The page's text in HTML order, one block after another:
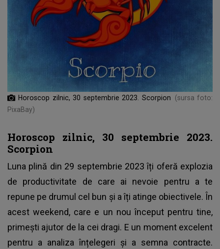
Horoscop zilnic, 30 septembrie 2023. Scorpion
(sursa foto:
PixaBay)
Horoscop zilnic, 30 septembrie 2023.
Scorpion
Luna plină din 29 septembrie 2023 îți oferă explozia
de productivitate de care ai nevoie pentru a te
repune pe drumul cel bun și a îți atinge obiectivele. În
acest weekend, care e un nou început pentru tine,
primești ajutor de la cei dragi. E un moment excelent
pentru a analiza înțelegeri și a semna contracte.